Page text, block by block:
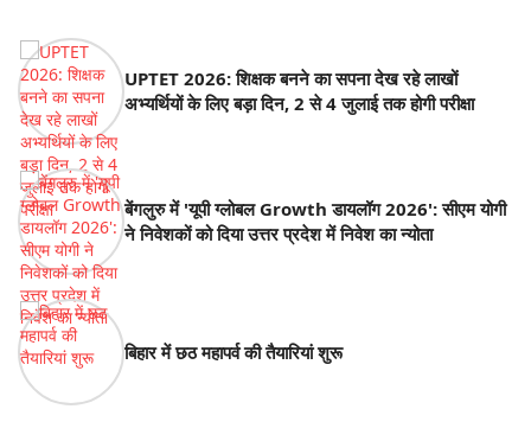
UPTET 2026: शिक्षक बनने का सपना देख रहे लाखों
अभ्यर्थियों के लिए बड़ा दिन, 2 से 4 जुलाई तक होगी परीक्षा
बेंगलुरु में 'यूपी ग्लोबल Growth डायलॉग 2026': सीएम योगी
ने निवेशकों को दिया उत्तर प्रदेश में निवेश का न्योता
बिहार में छठ महापर्व की तैयारियां शुरू